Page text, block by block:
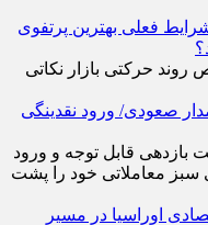
فعلی بهترین پرتفوی
حرکتی بازار نکاتی
صعودی/ ورود نقدینگی
بازدهی قابل توجه و ورود
سبز معاملاتی خود را پشت
اوراسیا در مسیر